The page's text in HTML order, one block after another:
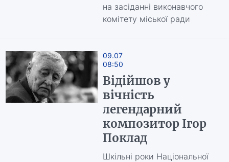
на засіданні виконавчого
комітету міської ради
09.07
08:50
Відійшов у
вічність
легендарний
композитор Ігор
Поклад
Шкільні роки Національної